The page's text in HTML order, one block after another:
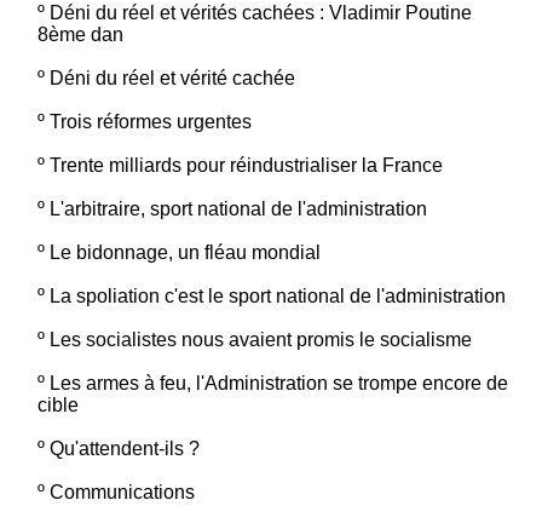
º Déni du réel et vérités cachées : Vladimir Poutine
8ème dan
º Déni du réel et vérité cachée
º Trois réformes urgentes
º Trente milliards pour réindustrialiser la France
º L'arbitraire, sport national de l'administration
º Le bidonnage, un fléau mondial
º La spoliation c'est le sport national de l'administration
º Les socialistes nous avaient promis le socialisme
º Les armes à feu, l'Administration se trompe encore de
cible
º Qu'attendent-ils ?
º Communications